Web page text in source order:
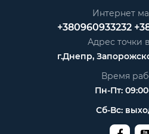
Интернет
+380960933232
Адрес точки
г.Днепр,
Время
Пн-Пт:
Сб-Вс: